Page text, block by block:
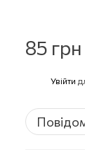
85 грн
Увійти